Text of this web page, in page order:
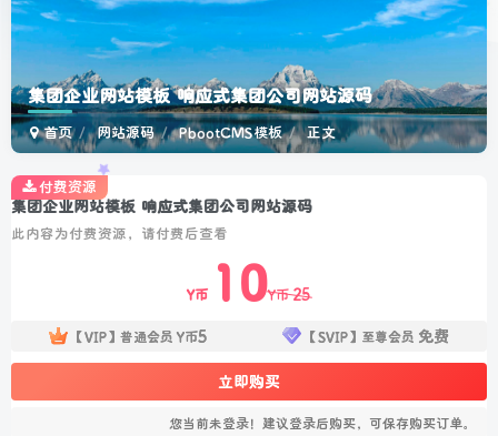
集团企业网站模板 响应式集团公司网站源码
首页 网站源码 PbootCMS模板 正文
集团企业网站模板 响应式集团公司网站源码
此内容为付费资源，请付费后查看
Y币 10Y币25
【VIP】普通会员 Y币5 【SVIP】至尊会员 免费
立即购买
您当前未登录！建议登录后购买，可保存购买订单。
付费资源